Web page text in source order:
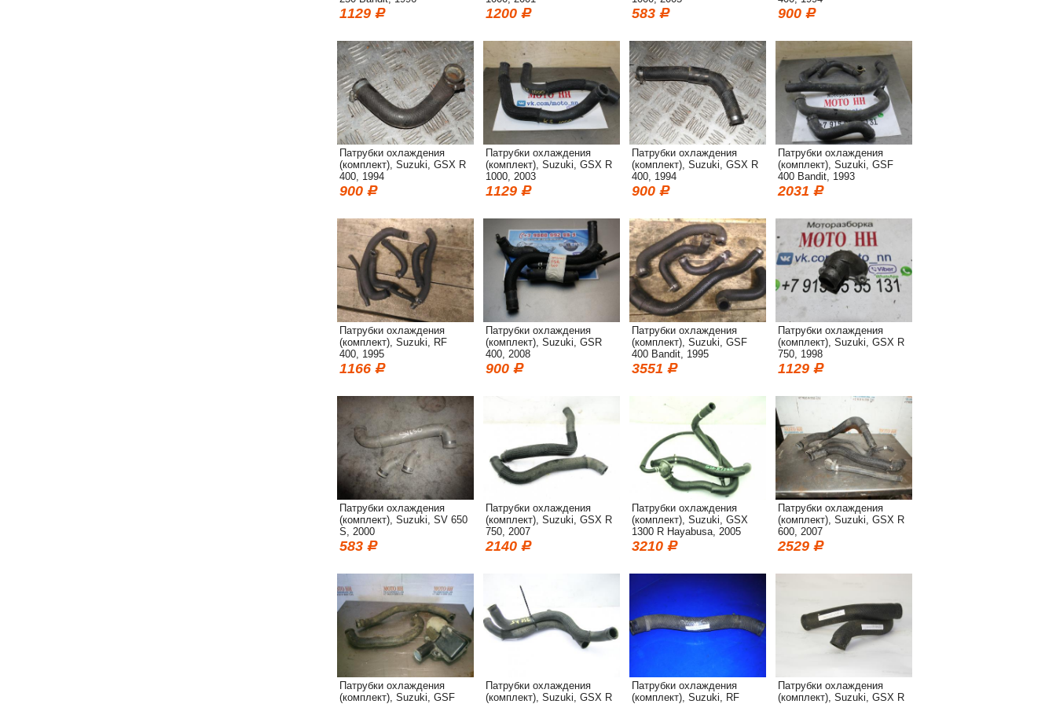
1129 1200 583 900
Патрубки охлаждения
(комплект), Suzuki, GSX R
400, 1994
900
Патрубки охлаждения
(комплект), Suzuki, GSX R
1000, 2003
1129
Патрубки охлаждения
(комплект), Suzuki, GSX R
400, 1994
900
Патрубки охлаждения
(комплект), Suzuki, GSF
400 Bandit, 1993
2031
Патрубки охлаждения
(комплект), Suzuki, RF
400, 1995
1166
Патрубки охлаждения
(комплект), Suzuki, GSR
400, 2008
900
Патрубки охлаждения
(комплект), Suzuki, GSF
400 Bandit, 1995
3551
Патрубки охлаждения
(комплект), Suzuki, GSX R
750, 1998
1129
Патрубки охлаждения
(комплект), Suzuki, SV 650
S, 2000
583
Патрубки охлаждения
(комплект), Suzuki, GSX R
750, 2007
2140
Патрубки охлаждения
(комплект), Suzuki, GSX
1300 R Hayabusa, 2005
3210
Патрубки охлаждения
(комплект), Suzuki, GSX R
600, 2007
2529
Патрубки охлаждения
(комплект), Suzuki, GSF
Патрубки охлаждения
(комплект), Suzuki, GSX R
Патрубки охлаждения
(комплект), Suzuki, RF
Патрубки охлаждения
(комплект), Suzuki, GSX R